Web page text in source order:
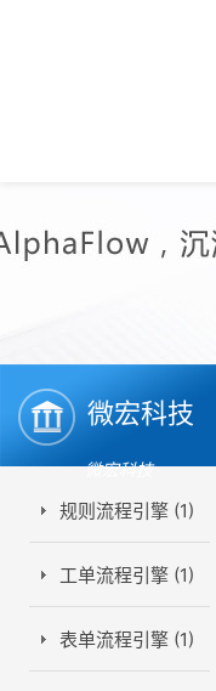
微宏科技
微宏科技
规则流程引擎 (1)
工单流程引擎 (1)
表单流程引擎 (1)